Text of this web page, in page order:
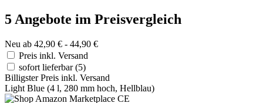
5 Angebote im Preisvergleich
Neu ab 42,90 € - 44,90 €
Preis inkl. Versand
sofort lieferbar(5)
Billigster Preis inkl. Versand
Light Blue (4 l, 280 mm hoch, Hellblau)